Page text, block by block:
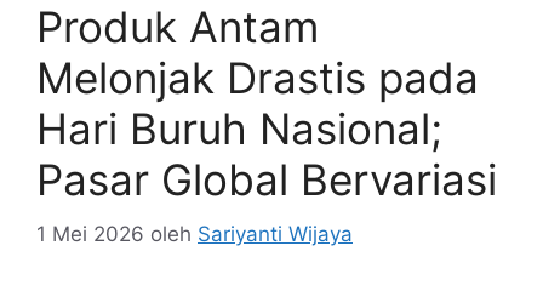
Produk Antam
Melonjak Drastis pada
Hari Buruh Nasional;
Pasar Global Bervariasi
1 Mei 2026 oleh Sariyanti Wijaya